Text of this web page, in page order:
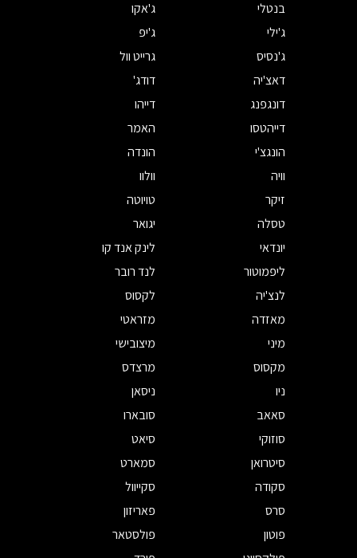
בנטלי
ג'אקו
ג'ילי
ג'יפ
ג'נסיס
גרייט וול
דאצ'יה
דודג'
דונגפנג
דייהו
דייהטסו
האמר
הונגצ'י
הונדה
וויה
וולוו
זיקר
טויוטה
טסלה
יגואר
יונדאי
לינק אנד קו
ליפמוטור
לנד רובר
לנצ'יה
לקסוס
מאזדה
מזראטי
מיני
מיצובישי
מקסוס
מרצדס
ניו
ניסאן
סאאב
סובארו
סוזוקי
סיאט
סיטרואן
סמארט
סקודה
סקייוול
סרס
פאריזון
פוטון
פולסטאר